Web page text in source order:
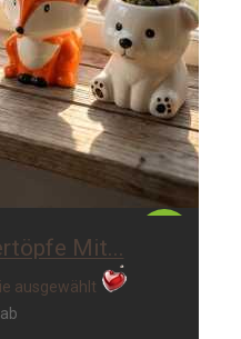
Mit...
ausgewählt
ab